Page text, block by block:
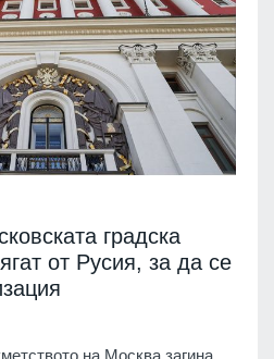
градска
от Русия, за да се
на Москва загина